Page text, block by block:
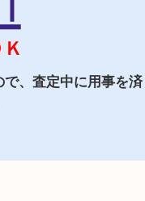
設
すので、査定中に